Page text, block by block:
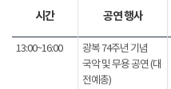
시간 공연 행사
13:00~16:00
광복 74주년 기념
국악 및 무용 공연 (대
전예총)